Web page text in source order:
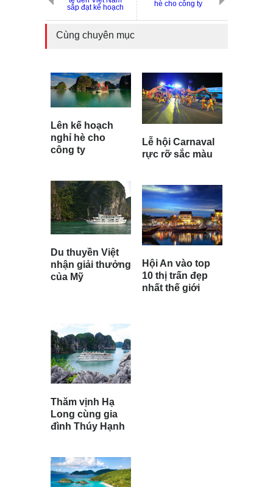
sắp đạt kế hoạch
hè cho công ty
Cùng chuyên mục
Lên kế hoạch
nghỉ hè cho
công ty
Du thuyền Việt
nhận giải thưởng
của Mỹ
Lễ hội Carnaval
rực rỡ sắc màu
Hội An vào top
10 thị trấn đẹp
nhất thế giới
Thăm vịnh Hạ
Long cùng gia
đình Thúy Hạnh